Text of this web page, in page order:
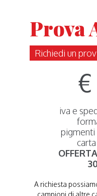
Prova
Richiedi un
€
iva e
A richiesta
campioni di altre